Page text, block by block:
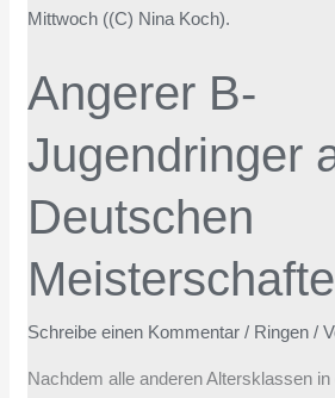
Angerer B-
Jugendringer
Deutschen
Schreibe einen Kommentar / Ringen /
Nachdem alle anderen Altersklassen
B-
auf
Deutschen
Meisterschaften